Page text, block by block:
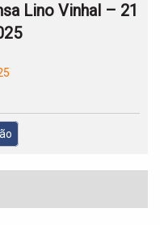
Lino Vinhal – 21